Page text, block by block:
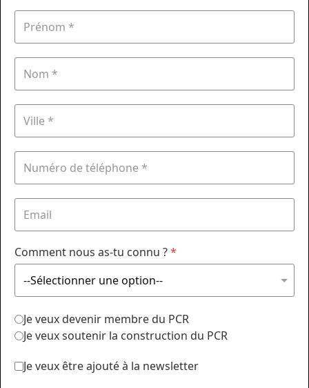
Comment nous as-tu connu ?*
Je veux devenir membre du PCR
Je veux soutenir la construction du PCR
Je veux être ajouté à la newsletter